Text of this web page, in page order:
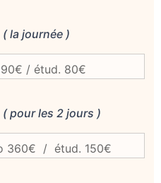
( la journée )
( pour les 2 jours )